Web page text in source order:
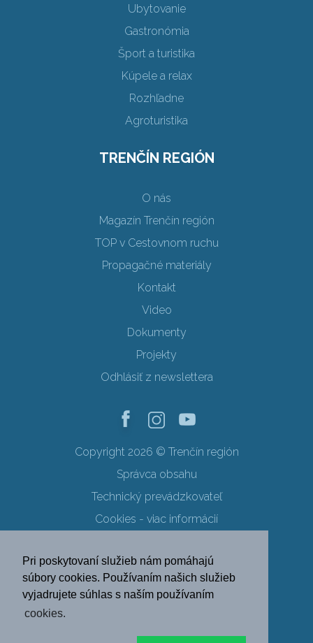
Pri poskytovaní služieb nám pomáhajú
súbory cookies. Používaním našich služieb
vyjadrujete súhlas s naším používaním
cookies.
Ubytovanie
Gastronómia
Šport a turistika
Kúpele a relax
Rozhľadne
Agroturistika
TRENČÍN REGIÓN
O nás
Magazín Trenčín región
TOP v Cestovnom ruchu
Propagačné materiály
Kontakt
Video
Dokumenty
Projekty
Odhlásiť z newslettera
Copyright 2026 © Trenčín región
Správca obsahu
Technický prevádzkovateľ
Cookies - viac informácií
Ochrana osobných údajov
SK EN DE
PL